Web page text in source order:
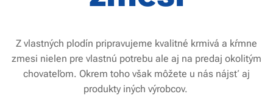
Z vlastných plodín pripravujeme kvalitné krmivá a kŕmne
zmesi nielen pre vlastnú potrebu ale aj na predaj okolitým
chovateľom. Okrem toho však môžete u nás nájsť aj
produkty iných výrobcov.